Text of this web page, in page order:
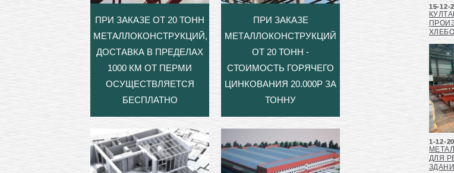
ПРИ ЗАКАЗЕ ОТ 20 ТОНН
МЕТАЛЛОКОНСТРУКЦИЙ,
ДОСТАВКА В ПРЕДЕЛАХ
1000 КМ ОТ ПЕРМИ
ОСУЩЕСТВЛЯЕТСЯ
БЕСПЛАТНО
ПРИ ЗАКАЗЕ
МЕТАЛЛОКОНСТРУКЦИЙ
ОТ 20 ТОНН -
СТОИМОСТЬ ГОРЯЧЕГО
ЦИНКОВАНИЯ 20.000Р ЗА
ТОННУ
15-12-
1-12-
ДЛЯ